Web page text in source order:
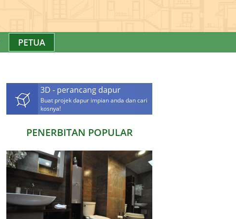
PETUA
3D - perancang dapur
Buat projek dapur impian anda dan cari
kosnya!
PENERBITAN POPULAR